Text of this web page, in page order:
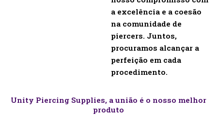
a excelência e a coesão
na comunidade de
piercers. Juntos,
procuramos alcançar a
perfeição em cada
procedimento.
Unity Piercing Supplies, a união é o nosso melhor
produto